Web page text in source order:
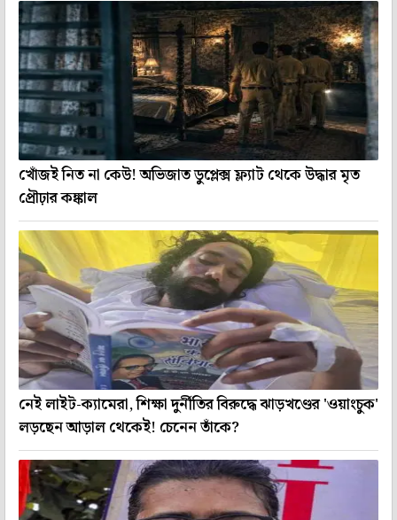
খোঁজই নিত না কেউ! অভিজাত ডুপ্লেক্স ফ্ল্যাট থেকে উদ্ধার মৃত
প্রৌঢ়ার কঙ্কাল
নেই লাইট-ক্যামেরা, শিক্ষা দুর্নীতির বিরুদ্ধে ঝাড়খণ্ডের 'ওয়াংচুক'
লড়ছেন আড়াল থেকেই! চেনেন তাঁকে?